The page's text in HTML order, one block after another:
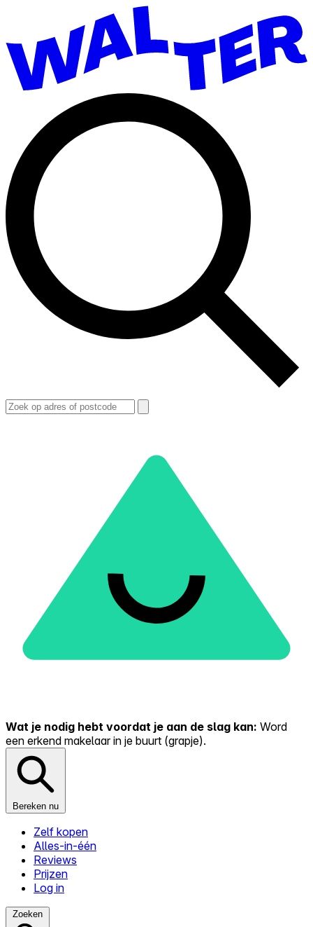
Wat je nodig hebt voordat je aan de slag kan: Word
een erkend makelaar in je buurt (grapje).
Bereken nu
Zelf kopen
Alles-in-één
Reviews
Prijzen
Log in
Zoeken